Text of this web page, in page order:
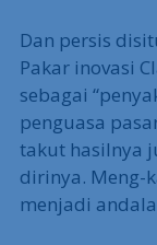
Dan persis
Pakar inovasi
sebagai
penguasa
takut hasilnya
dirinya. Meng-
menjadi